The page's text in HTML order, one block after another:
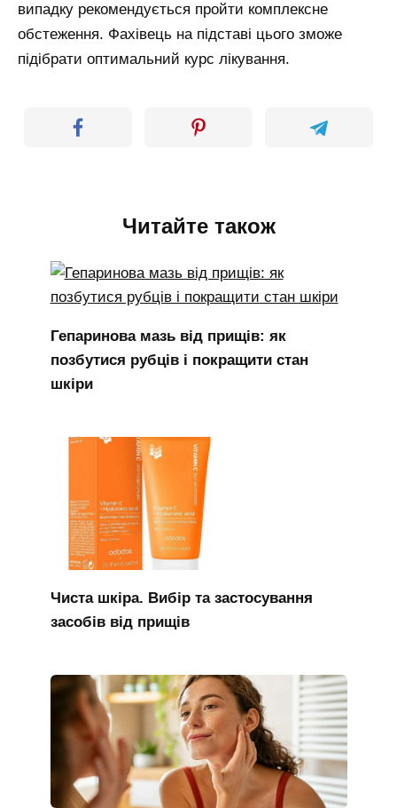
випадку рекомендується пройти комплексне
обстеження. Фахівець на підставі цього зможе
підібрати оптимальний курс лікування.
Читайте також
Гепаринова мазь від прищів: як
позбутися рубців і покращити стан
шкіри
Чиста шкіра. Вибір та застосування
засобів від прищів